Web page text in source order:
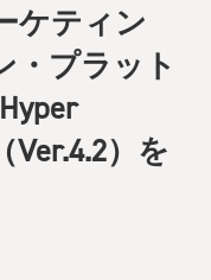
ケティン
・プラット
Ver.4.2）を